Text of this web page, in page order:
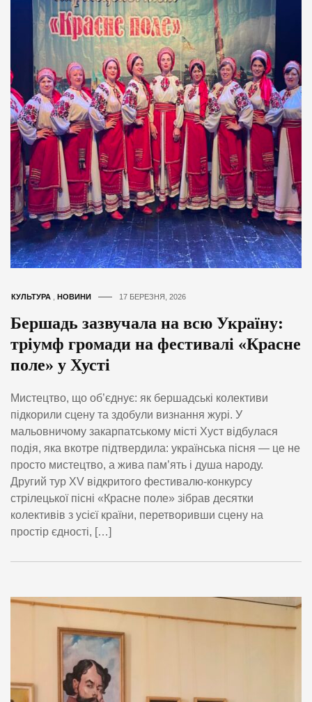
КУЛЬТУРА НОВИНИ 17 БЕРЕЗНЯ, 2026
Бершадь зазвучала на всю Україну:
тріумф громади на фестивалі «Красне
поле» у Хусті
Мистецтво, що об’єднує: як бершадські колективи
підкорили сцену та здобули визнання журі. У
мальовничому закарпатському місті Хуст відбулася
подія, яка вкотре підтвердила: українська пісня — це не
просто мистецтво, а жива пам’ять і душа народу.
Другий тур XV відкритого фестивалю-конкурсу
стрілецької пісні «Красне поле» зібрав десятки
колективів з усієї країни, перетворивши сцену на
простір єдності, […]